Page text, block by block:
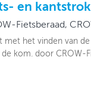
en
Fietsberaad,
met het vinden van
kom. door CROW-